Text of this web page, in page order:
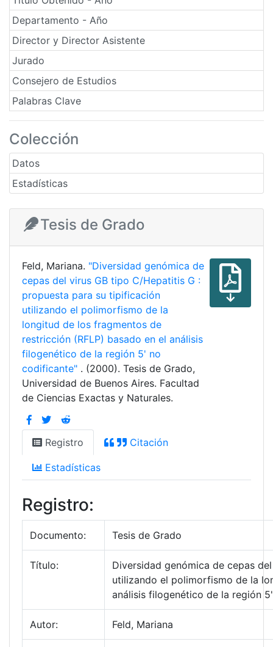
Departamento - Año
Director y Director Asistente
Jurado
Consejero de Estudios
Palabras Clave
Colección
Datos
Estadísticas
Tesis de Grado
Feld, Mariana. "Diversidad genómica de
cepas del virus GB tipo C/Hepatitis G :
propuesta para su tipificación
utilizando el polimorfismo de la
longitud de los fragmentos de
restricción (RFLP) basado en el análisis
filogenético de la región 5' no
codificante" . (2000). Tesis de Grado,
Universidad de Buenos Aires. Facultad
de Ciencias Exactas y Naturales.
Registro Citación
Estadísticas
Registro:
Documento: Tesis de Grado
Título:
Diversidad genómica de cepas
utilizando el polimorfismo de la
análisis filogenético de la región
Autor: Feld, Mariana